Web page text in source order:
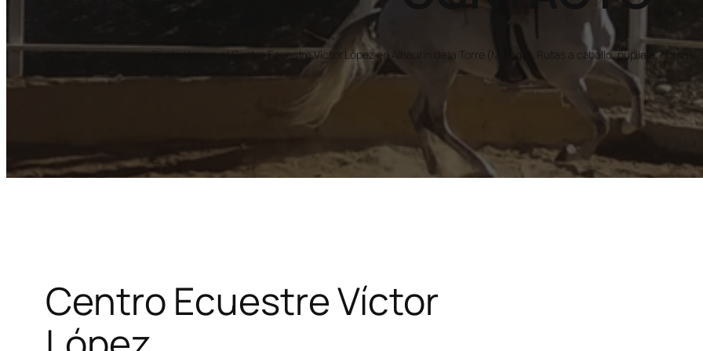
Contacta con el Centro Ecuestre Víctor López en Alhaurín de la Torre (Málaga). Rutas a caballo, pupilaje, doma y
Centro Ecuestre Víctor